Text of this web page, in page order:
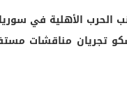
الأهلية في
تجريان مناقشات